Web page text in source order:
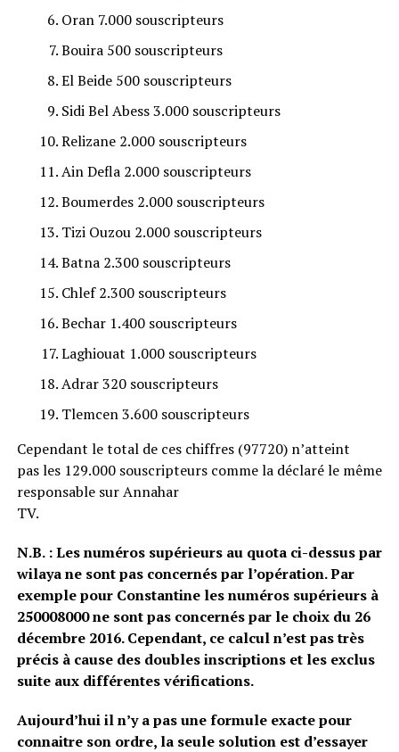
Oran 7.000 souscripteurs
Bouira 500 souscripteurs
El Beide 500 souscripteurs
Sidi Bel Abess 3.000 souscripteurs
Relizane 2.000 souscripteurs
Ain Defla 2.000 souscripteurs
Boumerdes 2.000 souscripteurs
Tizi Ouzou 2.000 souscripteurs
Batna 2.300 souscripteurs
Chlef 2.300 souscripteurs
Bechar 1.400 souscripteurs
Laghiouat 1.000 souscripteurs
Adrar 320 souscripteurs
Tlemcen 3.600 souscripteurs
Cependant le total de ces chiffres (97720) n’atteint
pas les 129.000 souscripteurs comme la déclaré le même
responsable sur Annahar
TV.
N.B. : Les numéros supérieurs au quota ci-dessus par
wilaya ne sont pas concernés par l’opération. Par
exemple pour Constantine les numéros supérieurs à
250008000 ne sont pas concernés par le choix du 26
décembre 2016. Cependant, ce calcul n’est pas très
précis à cause des doubles inscriptions et les exclus
suite aux différentes vérifications.
Aujourd’hui il n’y a pas une formule exacte pour
connaitre son ordre, la seule solution est d’essayer